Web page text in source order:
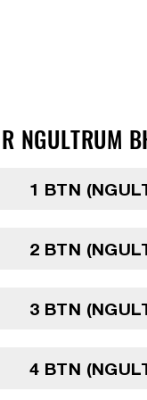
NGULTRUM
1 BTN
2 BTN
3 BTN
4 BTN